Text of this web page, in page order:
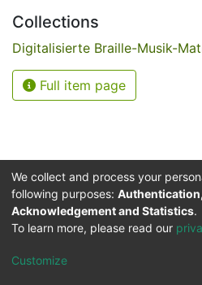
Collections
Digitalisierte Braille-Musik-
Full item page
Service for the Blind
ITMC
Cookie
We collect and process your
following purposes:
Acknowledgement and Statistics.
To learn more, please read our
Customize